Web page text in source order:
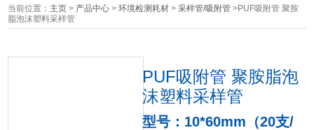
当前位置： 主页 > 产品中心 >环境检测耗材 >采样管/吸附管 >PUF吸附管 聚胺
脂泡沫塑料采样管
PUF吸附管 聚胺脂泡
沫塑料采样管
型号：10*60mm（20支/